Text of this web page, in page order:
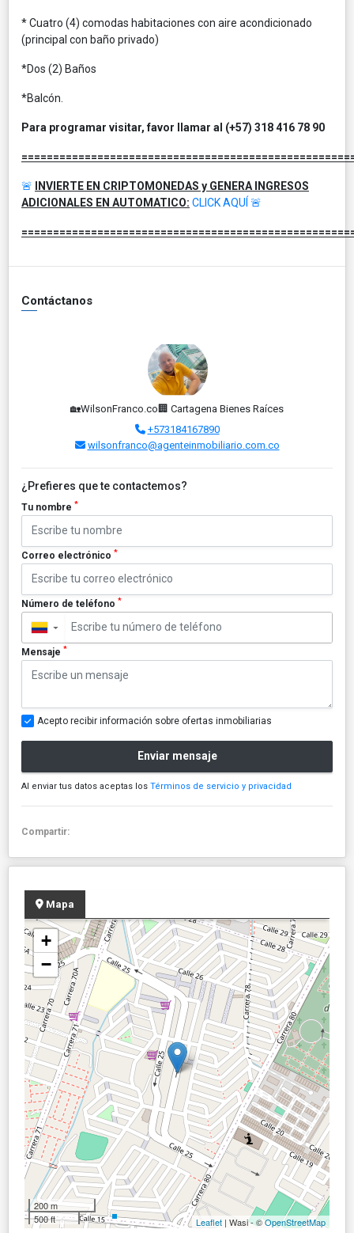
* Cuatro (4) comodas habitaciones con aire acondicionado
(principal con baño privado)
*Dos (2) Baños
*Balcón.
Para programar visitar, favor llamar al (+57) 318 416 78 90
🚨
INVIERTE EN CRIPTOMONEDAS y GENERA INGRESOS
ADICIONALES EN AUTOMATICO: CLICK AQUÍ 🚨
Contáctanos
🏡WilsonFranco.co🏢 Cartagena Bienes Raíces
+573184167890
wilsonfranco@agenteinmobiliario.com.co
¿Prefieres que te contactemos?
Tu nombre *
Correo electrónico *
Número de teléfono *
▼
Mensaje *
Acepto recibir información sobre ofertas inmobiliarias
Enviar mensaje
Al enviar tus datos aceptas los Términos de servicio y privacidad
Compartir:
Mapa
+
−
200 m
500 ft
Leaflet | Wasi - ©OpenStreetMap